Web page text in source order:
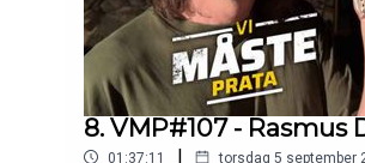
8. VMP#107 - Rasmus
01:37:11 | torsdag 5 september